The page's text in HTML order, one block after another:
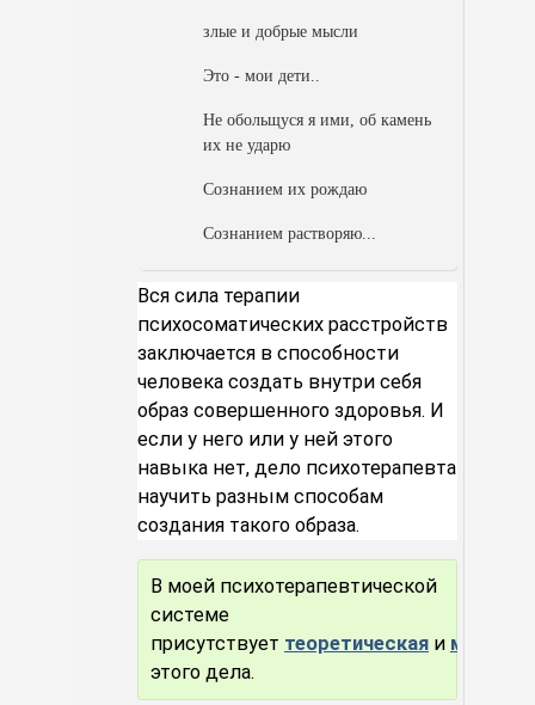
злые и добрые мысли
Это - мои дети..
Не обольщуся я ими, об камень
их не ударю
Сознанием их рождаю
Сознанием растворяю...
Вся сила терапии
психосоматических расстройств
заключается в способности
человека создать внутри себя
образ совершенного здоровья. И
если у него или у ней этого
навыка нет, дело психотерапевта
научить разным способам
создания такого образа.
В моей психотерапевтической
системе
присутствует теоретическая и
этого дела.